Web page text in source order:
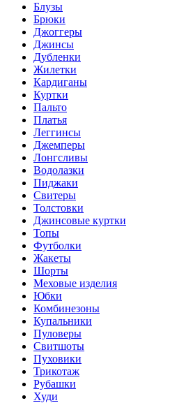
Блузы
Брюки
Джоггеры
Джинсы
Дубленки
Жилетки
Кардиганы
Куртки
Пальто
Платья
Леггинсы
Джемперы
Лонгсливы
Водолазки
Пиджаки
Свитеры
Толстовки
Джинсовые куртки
Топы
Футболки
Жакеты
Шорты
Меховые изделия
Юбки
Комбинезоны
Купальники
Пуловеры
Свитшоты
Пуховики
Трикотаж
Рубашки
Худи